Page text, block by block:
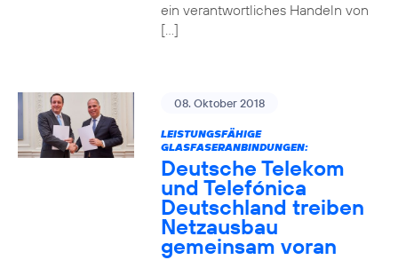
ein verantwortliches Handeln von
[…]
08. Oktober 2018
LEISTUNGSFÄHIGE
GLASFASERANBINDUNGEN:
Deutsche Telekom
und Telefónica
Deutschland treiben
Netzausbau
gemeinsam voran